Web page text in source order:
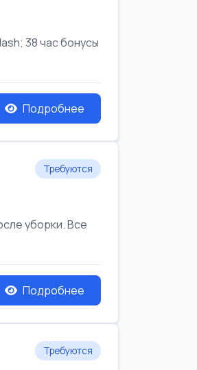
38 час бонусы
Подробнее
Требуются
уборки. Все
Подробнее
Требуются